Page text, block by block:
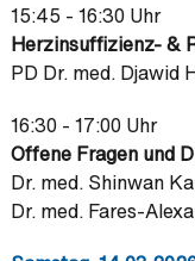
15:45 - 16:30 Uhr
Herzinsuffizienz- &
PD Dr. med. Djawid
16:30 - 17:00 Uhr
Offene Fragen und
Dr. med. Shinwan
Dr. med. Fares-